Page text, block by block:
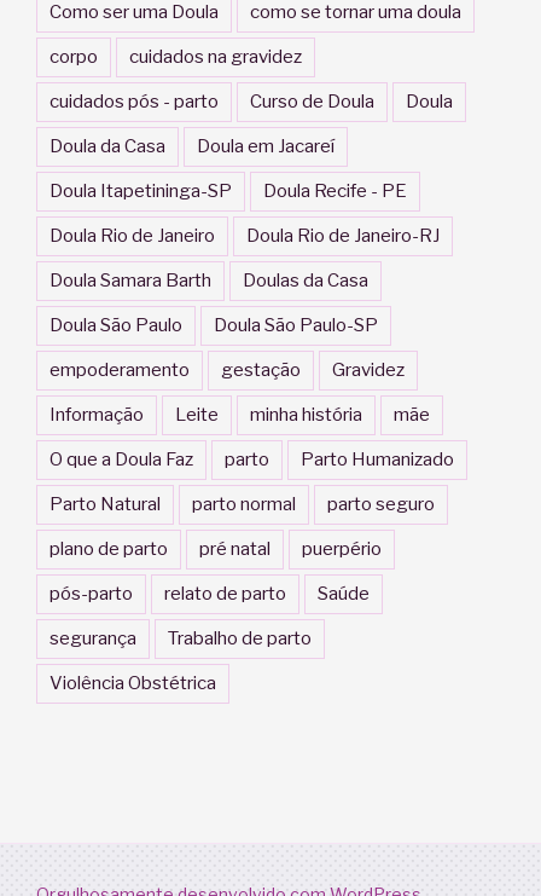
Como ser uma Doula como se tornar uma doula
corpo cuidados na gravidez
cuidados pós - parto Curso de Doula Doula
Doula da Casa Doula em Jacareí
Doula Itapetininga-SP Doula Recife - PE
Doula Rio de Janeiro Doula Rio de Janeiro-RJ
Doula Samara Barth Doulas da Casa
Doula São Paulo Doula São Paulo-SP
empoderamento gestação Gravidez
Informação Leite minha história mãe
O que a Doula Faz parto Parto Humanizado
Parto Natural parto normal parto seguro
plano de parto pré natal puerpério
pós-parto relato de parto Saúde
segurança Trabalho de parto
Violência Obstétrica